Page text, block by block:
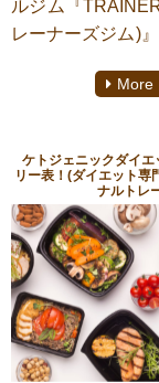
ルジム『
レーナーズジム)
ます【清瀬 淳】
や腸に良い生活
れ腸内環境を整
す。腸は食べた
ていく過程で栄
余分な老廃物を
を担っているの
とは深い関係があ
回は腸活におす
More
ケトジェニックダイエ
リー表！(ダイエット
ナルトレ